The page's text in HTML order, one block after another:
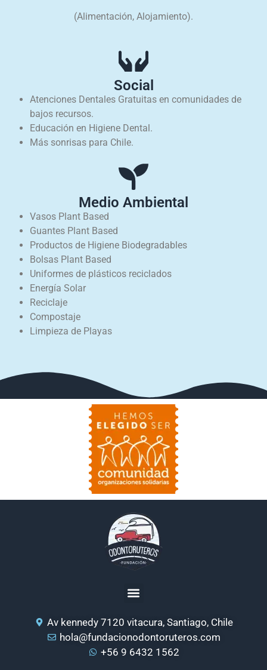
(Alimentación, Alojamiento).
Social
Atenciones Dentales Gratuitas en comunidades de
bajos recursos.
Educación en Higiene Dental.
Más sonrisas para Chile.
Medio Ambiental
Vasos Plant Based
Guantes Plant Based
Productos de Higiene Biodegradables
Bolsas Plant Based
Uniformes de plásticos reciclados
Energía Solar
Reciclaje
Compostaje
Limpieza de Playas
Av kennedy 7120 vitacura, Santiago, Chile
hola@fundacionodontoruteros.com
+56 9 6432 1562